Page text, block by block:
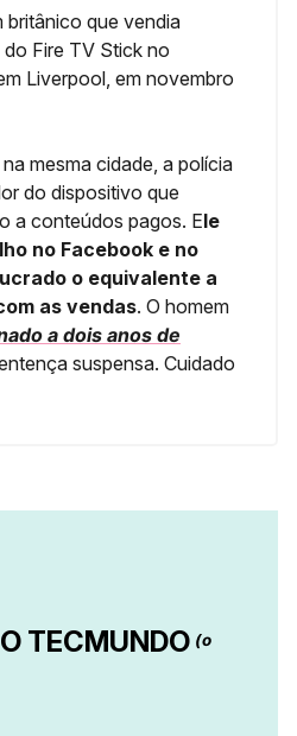
britânico que vendia
Fire TV Stick no
Liverpool, em novembro
mesma cidade, a polícia
do dispositivo que
a conteúdos pagos. Ele
no Facebook e no
o equivalente a
as vendas. O homem
a dois anos de
suspensa. Cuidado
TECMUNDO (o